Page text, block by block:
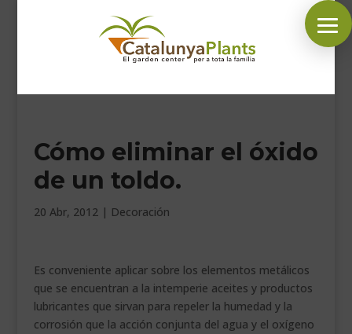
SÍGUENOS EN:
INICIO
PLANTAS
HORARIO GARDEN
CONTACTAR
Cómo eliminar el óxido
de un toldo.
20 Abr, 2012| Decoración
Es conveniente aplicar sobre los elementos metálicos
que se encuentran a la intemperie aceites y productos
lubricantes que sirvan para repeler la humedad y la
corrosión que la acción conjunta del agua y el oxígeno